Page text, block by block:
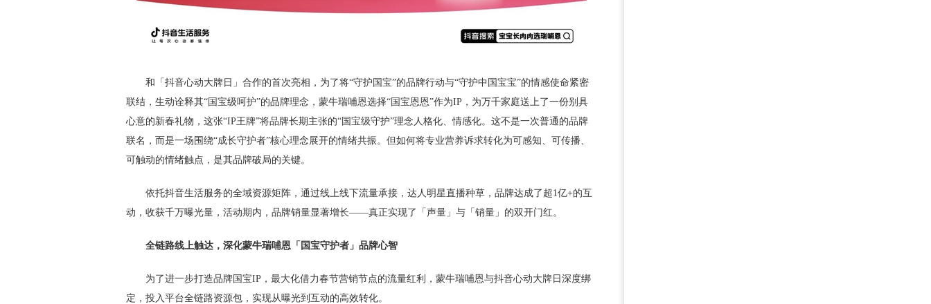
和「抖音心动大牌日」合作的首次亮相，为了将“守护国宝”的品牌行动与“守护中国宝宝”的情感使命紧密
联结，生动诠释其“国宝级呵护”的品牌理念，蒙牛瑞哺恩选择“国宝恩恩”作为IP，为万千家庭送上了一份别具
心意的新春礼物，这张“IP王牌”将品牌长期主张的“国宝级守护”理念人格化、情感化。这不是一次普通的品牌
联名，而是一场围绕“成长守护者”核心理念展开的情绪共振。但如何将专业营养诉求转化为可感知、可传播、
可触动的情绪触点，是其品牌破局的关键。
依托抖音生活服务的全域资源矩阵，通过线上线下流量承接，达人明星直播种草，品牌达成了超1亿+的互
动，收获千万曝光量，活动期内，品牌销量显著增长——真正实现了「声量」与「销量」的双开门红。
全链路线上触达，深化蒙牛瑞哺恩「国宝守护者」品牌心智
为了进一步打造品牌国宝IP，最大化借力春节营销节点的流量红利，蒙牛瑞哺恩与抖音心动大牌日深度绑
定，投入平台全链路资源包，实现从曝光到互动的高效转化。